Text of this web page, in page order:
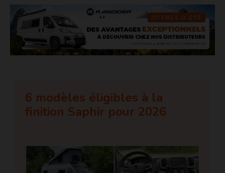
6 modèles éligibles à la
finition Saphir pour 2026